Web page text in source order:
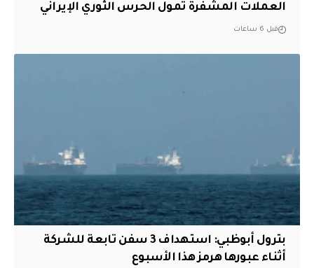
العملات المشفرة تمول الحرس الثوري الإيراني
قبل 6 ساعات
بترول أبوظبي: استهداف 3 سفن تابعة للشركة
أثناء عبورها هرمز هذا الأسبوع